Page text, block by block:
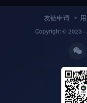
友链申请
Copyright © 2023 ·